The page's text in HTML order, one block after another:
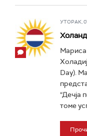
УТОРАК,
Мариса
Day).
“Дечја
томе